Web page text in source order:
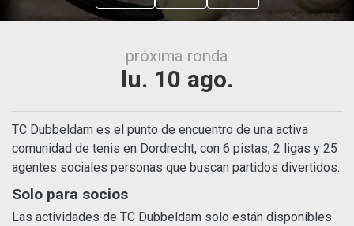
próxima ronda
lu. 10 ago.
TC Dubbeldam es el punto de encuentro de una activa
comunidad de tenis en Dordrecht, con 6 pistas, 2 ligas y 25
agentes sociales personas que buscan partidos divertidos.
Solo para socios
Las actividades de TC Dubbeldam solo están disponibles